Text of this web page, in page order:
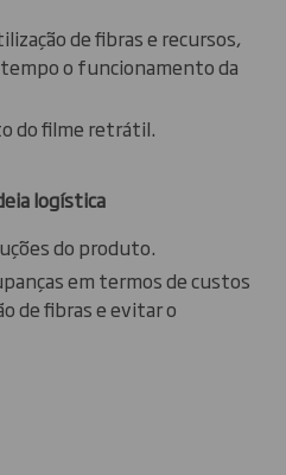
de fibras e recursos,
o funcionamento da
do filme retrátil.
logística
do produto.
em termos de custos
de fibras e evitar o